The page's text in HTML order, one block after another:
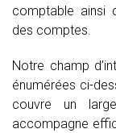
comptable ainsi
des comptes.
Notre champ
énumérées ci-
couvre un
accompagne